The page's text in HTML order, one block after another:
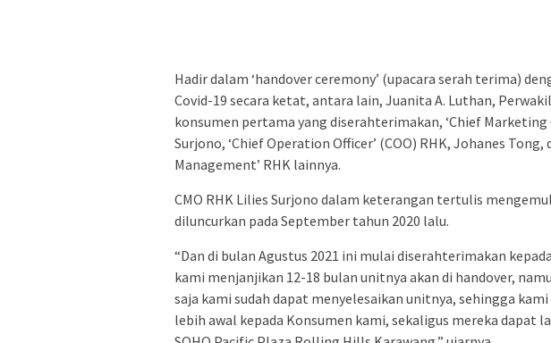
Hadir dalam ‘handover ceremony’ (upacara serah terima)
Covid-19 secara ketat, antara lain, Juanita A. Luthan,
konsumen pertama yang diserahterimakan, ‘Chief Marketing
Surjono, ‘Chief Operation Officer’ (COO) RHK, Johanes Tong,
Management’ RHK lainnya.
CMO RHK Lilies Surjono dalam keterangan tertulis
diluncurkan pada September tahun 2020 lalu.
“Dan di bulan Agustus 2021 ini mulai diserahterimakan
kami menjanjikan 12-18 bulan unitnya akan di handover,
saja kami sudah dapat menyelesaikan unitnya, sehingga
lebih awal kepada Konsumen kami, sekaligus mereka dapat